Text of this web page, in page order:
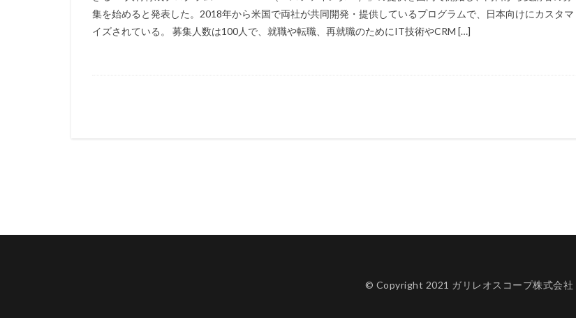
集を始めると発表した。2018年から米国で両社が共同開発・提供しているプログラムで、日本向けにカスタマ
イズされている。 募集人数は100人で、就職や転職、再就職のためにIT技術やCRM […]
© Copyright 2021 ガリレオスコープ株式会社